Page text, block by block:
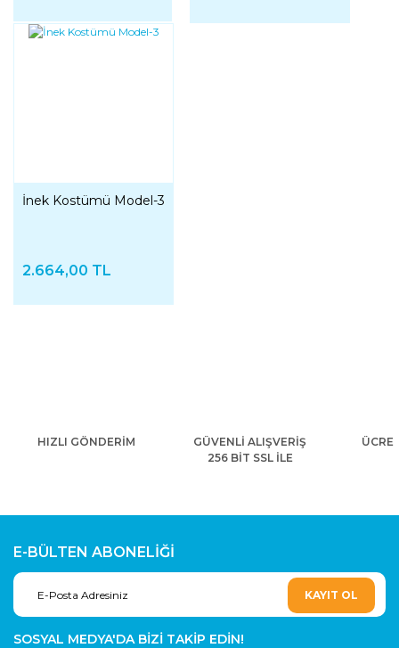
İnek Kostümü Model-3
2.664,00 TL
HIZLI GÖNDERİM
GÜVENLİ ALIŞVERİŞ
256 BİT SSL İLE
E-BÜLTEN ABONELİĞİ
KAYIT OL
SOSYAL MEDYA'DA BİZİ TAKİP EDİN!